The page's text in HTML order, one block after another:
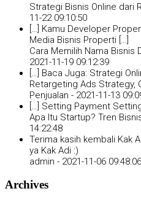
Strategi Bisnis Online dari
11-22 09:10:50
[…] Kamu Developer
Media Bisnis Properti […]
Cara Memilih Nama Bisnis
2021-11-19 09:12:39
[…] Baca Juga: Strategi
Retargeting Ads Strategy,
Penjualan - 2021-11-13
[…] Setting Payment
Apa Itu Startup? Tren
14:22:48
Terima kasih kembali Kak
ya Kak Adi :)
admin - 2021-11-06 09:48:06
Archives